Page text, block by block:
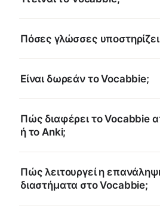
Πόσες γλώσσες
Είναι δωρεάν το Vocabbie;
Πώς διαφέρει το Vocabbie
ή το Anki;
Πώς λειτουργεί η
διαστήματα στο Vocabbie;